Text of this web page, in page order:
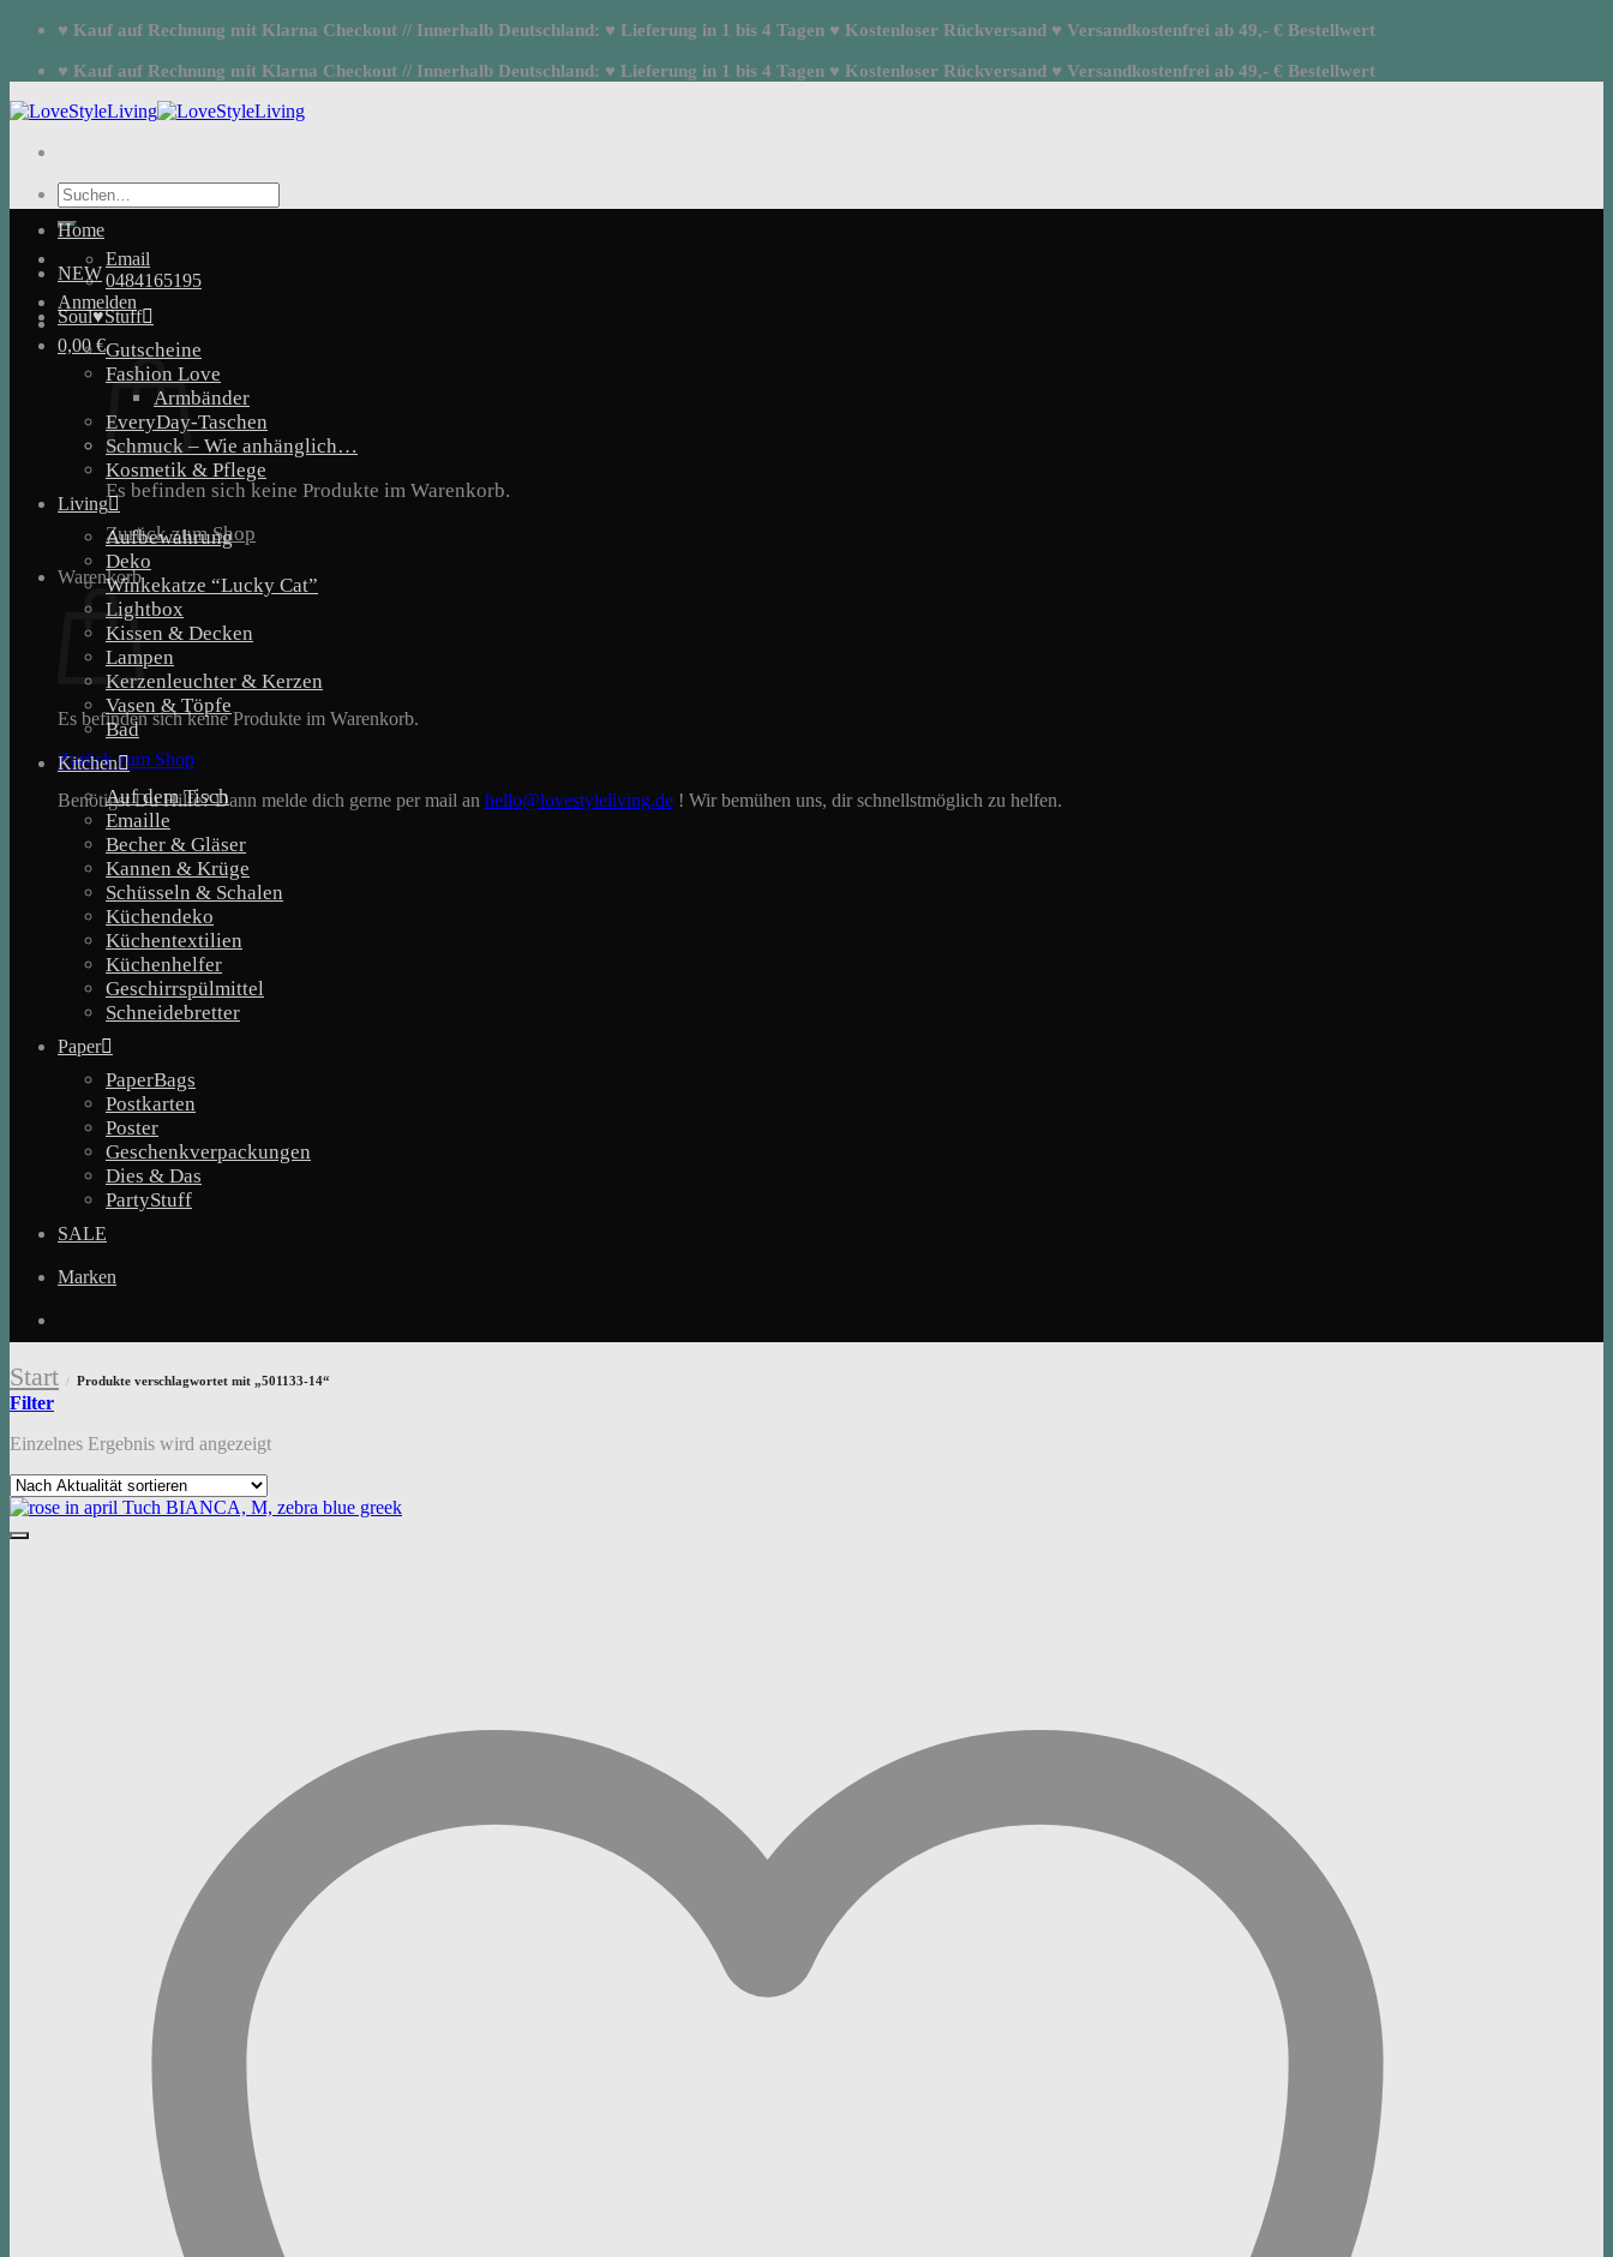
Zum
springen
♥ Kauf auf Rechnung mit Klarna Checkout // Innerhalb Deutschland: ♥ Lieferung in 1 bis 4 Tagen ♥ Kostenloser Rückversand ♥ Versandkostenfrei ab 49,- € Bestellwert
♥ Kauf auf Rechnung mit Klarna Checkout // Innerhalb Deutschland: ♥ Lieferung in 1 bis 4 Tagen ♥ Kostenloser Rückversand ♥ Versandkostenfrei ab 49,- € Bestellwert
Suchen
nach:
Email
0484165195
Anmelden
0,00€
Es befinden sich keine Produkte im Warenkorb.
Zurück zum Shop
Warenkorb
Es befinden sich keine Produkte im Warenkorb.
Zurück zum Shop
Benötigst Du Hilfe? Dann melde dich gerne per mail an hello@lovestyleliving.de ! Wir bemühen uns, dir schnellstmöglich zu helfen.
Home
NEW
Soul♥Stuff
Gutscheine
Fashion Love
Armbänder
EveryDay-Taschen
Schmuck – Wie anhänglich…
Kosmetik & Pflege
Living
Aufbewahrung
Deko
Winkekatze “Lucky Cat”
Lightbox
Kissen & Decken
Lampen
Kerzenleuchter & Kerzen
Vasen & Töpfe
Bad
Kitchen
Auf dem Tisch
Emaille
Becher & Gläser
Kannen & Krüge
Schüsseln & Schalen
Küchendeko
Küchentextilien
Küchenhelfer
Geschirrspülmittel
Schneidebretter
Paper
PaperBags
Postkarten
Poster
Geschenkverpackungen
Dies & Das
PartyStuff
SALE
Marken
Start / Produkte verschlagwortet mit „501133-14“
Filter
Einzelnes Ergebnis wird angezeigt